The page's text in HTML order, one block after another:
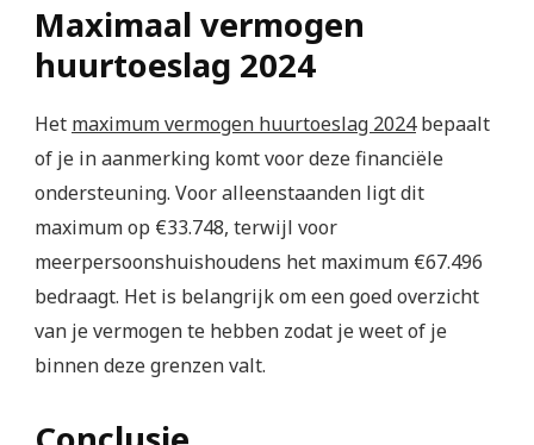
Maximaal vermogen
huurtoeslag 2024
Het maximum vermogen huurtoeslag 2024bepaalt
of je in aanmerking komt voor deze financiële
ondersteuning. Voor alleenstaanden ligt dit
maximum op €33.748, terwijl voor
meerpersoonshuishoudens het maximum €67.496
bedraagt. Het is belangrijk om een goed overzicht
van je vermogen te hebben zodat je weet of je
binnen deze grenzen valt.